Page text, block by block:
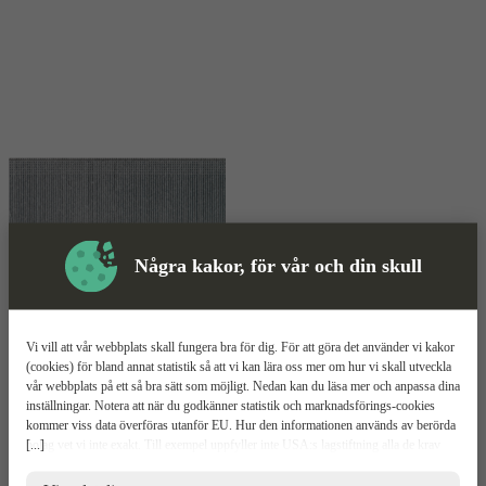
Några kakor, för vår och din skull
[...]
Vi vill att vår webbplats skall fungera bra för dig. För att göra det använder vi kakor
(cookies) för bland annat statistik så att vi kan lära oss mer om hur vi skall utveckla
vår webbplats på ett så bra sätt som möjligt. Nedan kan du läsa mer och anpassa dina
inställningar. Notera att när du godkänner statistik och marknadsförings-cookies
kommer viss data överföras utanför EU. Hur den informationen används av berörda
bolag vet vi inte exakt. Till exempel uppfyller inte USA:s lagstiftning alla de krav
risker för dina personuppgifter. De berörda bolagen måste lämna över uppgifter till
Skyddsutrustning
Dyckert Mer information
MFT Mini CNK
För raka magasin